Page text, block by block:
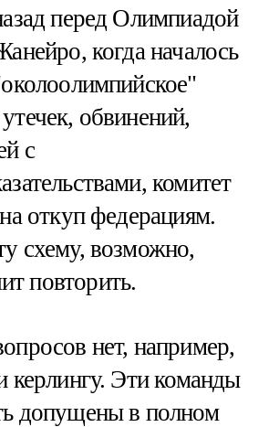
перед Олимпиадой
когда началось
обвинений,
с
комитет
откуп федерациям.
схему, возможно,
повторить.
нет, например,
керлингу. Эти команды
допущены в полном